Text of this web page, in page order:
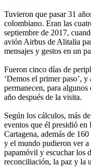
Tuvieron que pasar 31
colombiano. Eran las
septiembre de 2017,
avión Airbus de Alitalia
mensajes y gestos en un
Fueron cinco días de
‘Demos el primer paso’,
permanecen, para
año después de la visita.
Según los cálculos, más
eventos que él presidió
Cartagena, además de
y el mundo pudieron ver
papamóvil y escuchar los
reconciliación, la paz y la